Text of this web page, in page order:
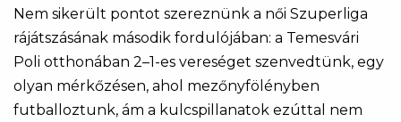
Nem sikerült pontot szereznünk a női Szuperliga
rájátszásának második fordulójában: a Temesvári
Poli otthonában 2–1-es vereséget szenvedtünk, egy
olyan mérkőzésen, ahol mezőnyfölényben
futballoztunk, ám a kulcspillanatok ezúttal nem